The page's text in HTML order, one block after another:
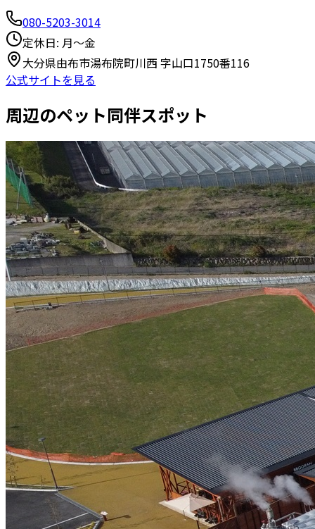
080-5203-3014
定休日: 月〜金
大分県由布市湯布院町川西 字山口1750番116
公式サイトを見る
周辺のペット同伴スポット